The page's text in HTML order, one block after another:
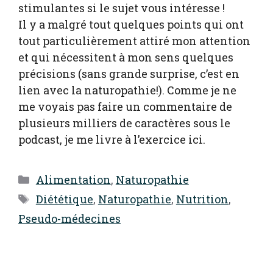
stimulantes si le sujet vous intéresse !
Il y a malgré tout quelques points qui ont
tout particulièrement attiré mon attention
et qui nécessitent à mon sens quelques
précisions (sans grande surprise, c’est en
lien avec la naturopathie!). Comme je ne
me voyais pas faire un commentaire de
plusieurs milliers de caractères sous le
podcast, je me livre à l’exercice ici.
Catégories
Alimentation, Naturopathie
Étiquettes
Diététique, Naturopathie, Nutrition,
Pseudo-médecines